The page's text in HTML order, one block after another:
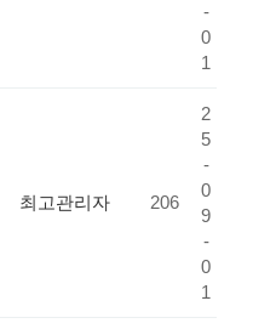
-
0
1
최고관리자 206
2
5
-
0
9
-
0
1